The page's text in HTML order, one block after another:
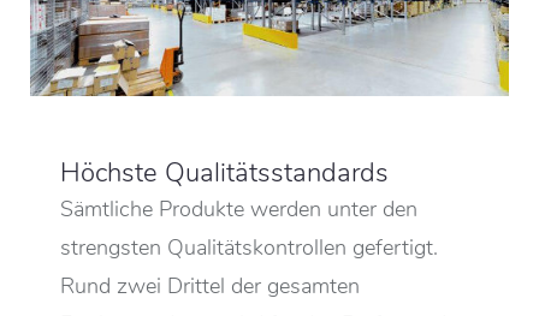
Höchste Qualitätsstandards
Sämtliche Produkte werden unter den
strengsten Qualitätskontrollen gefertigt.
Rund zwei Drittel der gesamten